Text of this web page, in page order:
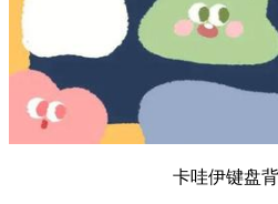
卡哇伊键盘